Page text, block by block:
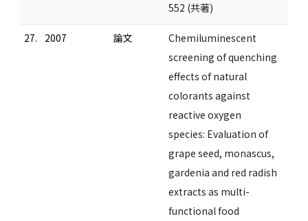
552 (共著)
27. 2007 論文
Chemiluminescent
screening of quenching
effects of natural
colorants against
reactive oxygen
species: Evaluation of
grape seed, monascus,
gardenia and red radish
extracts as multi-
functional food